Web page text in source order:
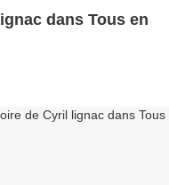
dans Tous en